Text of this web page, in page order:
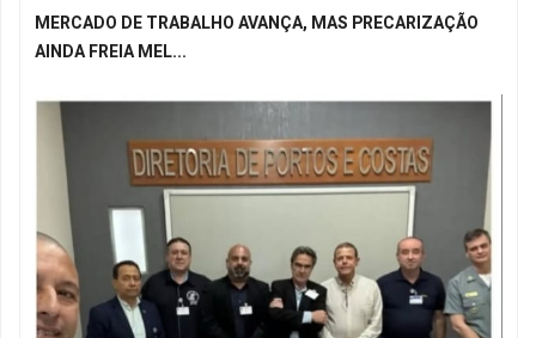
MERCADO DE TRABALHO AVANÇA, MAS PRECARIZAÇÃO
AINDA FREIA MEL...